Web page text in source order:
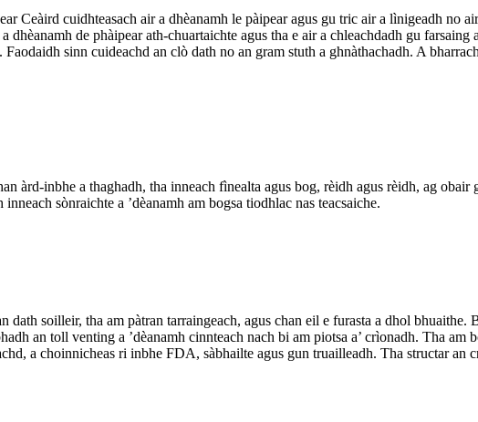
Ceàird cuidhteasach air a dhèanamh le pàipear agus gu tric air a lìnigeadh no
dhèanamh de phàipear ath-chuartaichte agus tha e air a chleachdadh gu
sinn cuideachd an clò dath no an gram stuth a ghnàthachadh. A
àrd-inbhe a thaghadh, tha inneach fìnealta agus bog, rèidh agus rèidh, ag
sònraichte a ’dèanamh am bogsa tiodhlac nas teacsaiche.
dath soilleir, tha am pàtran tarraingeach, agus chan eil e furasta a dhol
an toll venting a ’dèanamh cinnteach nach bi am piotsa a’ crìonadh. Tha am
a choinnicheas ri inbhe FDA, sàbhailte agus gun truailleadh. Tha structar an